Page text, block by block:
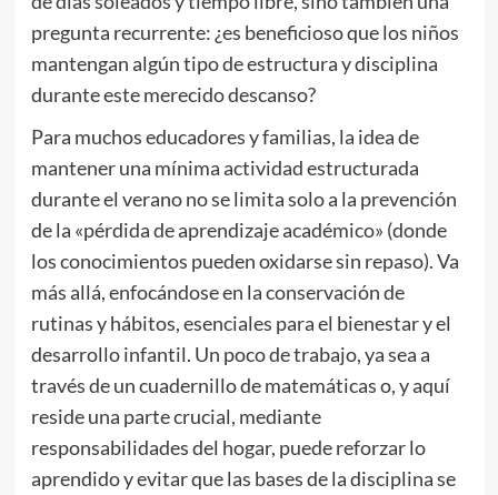
pregunta recurrente: ¿es beneficioso que los niños
mantengan algún tipo de estructura y disciplina
durante este merecido descanso?
Para muchos educadores y familias, la idea de
mantener una mínima actividad estructurada
durante el verano no se limita solo a la prevención
de la «pérdida de aprendizaje académico» (donde
los conocimientos pueden oxidarse sin repaso). Va
más allá, enfocándose en la conservación de
rutinas y hábitos, esenciales para el bienestar y el
desarrollo infantil. Un poco de trabajo, ya sea a
través de un cuadernillo de matemáticas o, y aquí
reside una parte crucial, mediante
responsabilidades del hogar, puede reforzar lo
aprendido y evitar que las bases de la disciplina se